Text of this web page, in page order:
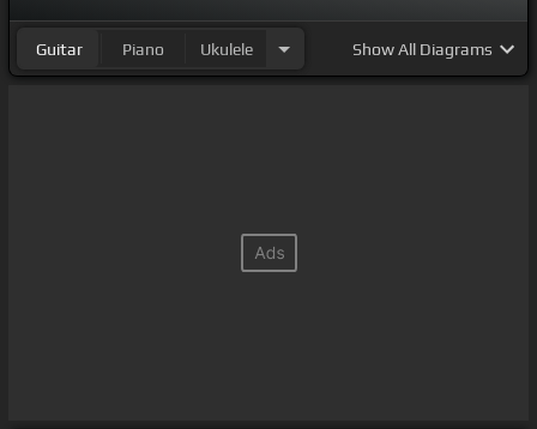
Guitar Piano Ukulele ShowAll Diagrams